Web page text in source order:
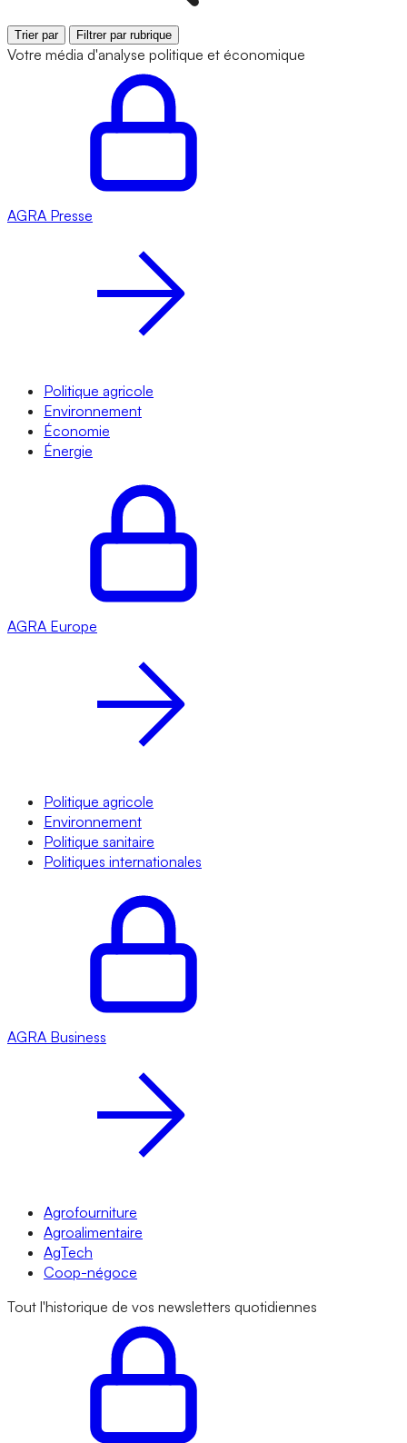
Trier par Filtrer par rubrique
Votre média d'analyse politique et économique
AGRA Presse
Politique agricole
Environnement
Économie
Énergie
AGRA Europe
Politique agricole
Environnement
Politique sanitaire
Politiques internationales
AGRA Business
Agrofourniture
Agroalimentaire
AgTech
Coop-négoce
Tout l'historique de vos newsletters quotidiennes